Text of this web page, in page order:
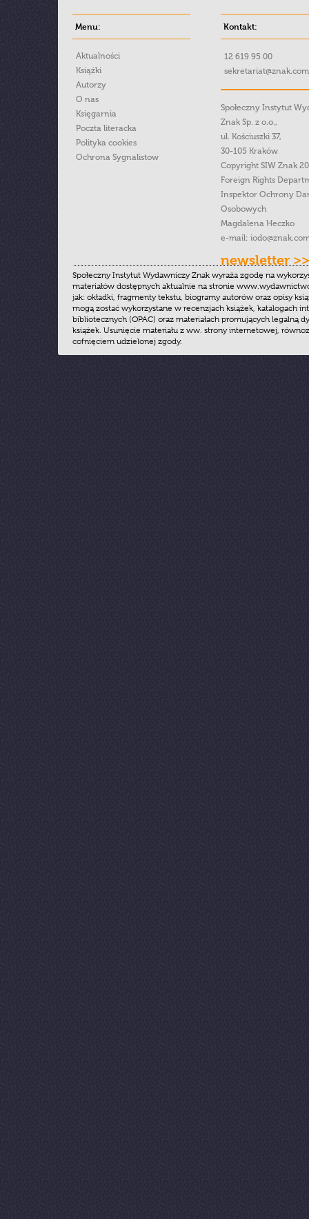
Menu:
Aktualności
Książki
Autorzy
O nas
Księgarnia
Poczta literacka
Polityka cookies
Ochrona Sygnalistow
Kontakt:
12 619 95 00
Społeczny Instytut
Znak Sp. z o.o.,
ul. Kościuszki 37,
30-105 Kraków
Copyright SIW Znak
Foreign Rights
Inspektor Ochrony
Osobowych
Magdalena Heczko
e-mail:
newsletter >>
Społeczny Instytut Wydawniczy Znak wyraża zgodę na
materiałów dostępnych aktualnie na stronie
jak: okładki, fragmenty tekstu, biogramy autorów oraz opisy
mogą zostać wykorzystane w recenzjach książek, katalogach
bibliotecznych (OPAC) oraz materiałach promujących legalną
książek. Usunięcie materiału z ww. strony internetowej,
cofnięciem udzielonej zgody.